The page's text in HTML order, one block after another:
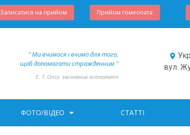
Записатися на прийом Прийом гомеопата
" Ми вчимося і вчимо для того,
щоб допомагати стражденним "
Е. Т. Стіл, засновник остеопатії
вул.
ФОТО/ВІДЕО СТАТТІ